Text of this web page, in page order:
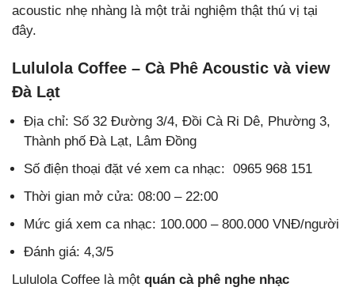
acoustic nhẹ nhàng là một trải nghiệm thật thú vị tại
đây.
Lululola Coffee – Cà Phê Acoustic và view
Đà Lạt
Địa chỉ: Số 32 Đường 3/4, Đồi Cà Ri Dê, Phường 3,
Thành phố Đà Lạt, Lâm Đồng
Số điện thoại đặt vé xem ca nhạc: 0965 968 151
Thời gian mở cửa: 08:00 – 22:00
Mức giá xem ca nhạc: 100.000 – 800.000 VNĐ/người
Đánh giá: 4,3/5
Lululola Coffee là một quán cà phê nghe nhạc